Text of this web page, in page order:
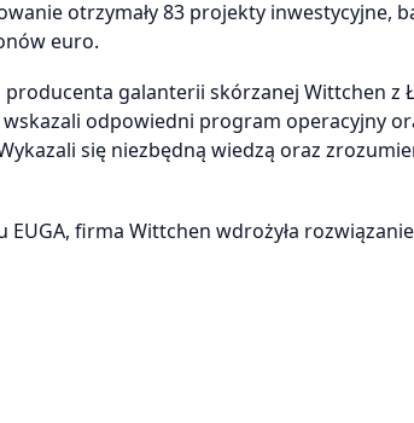
otrzymały 83 projekty inwestycyjne,
euro.
galanterii skórzanej Wittchen z
wskazali odpowiedni program operacyjny
się niezbędną wiedzą oraz
firma Wittchen wdrożyła